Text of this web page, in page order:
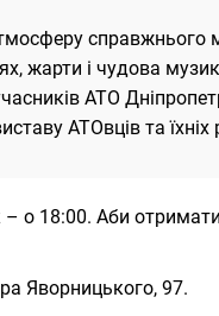
справжнього
жарти і чудова
АТО
АТОвців та їхніх
о 18:00. Аби
Яворницького, 97.